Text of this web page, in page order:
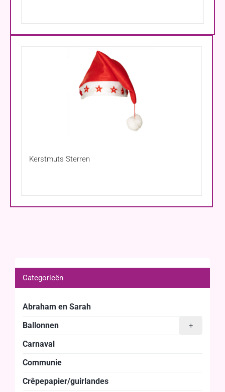
Kerstmuts Sterren
Categorieën
Abraham en Sarah
+
Ballonnen
Carnaval
Communie
Crêpepapier/guirlandes